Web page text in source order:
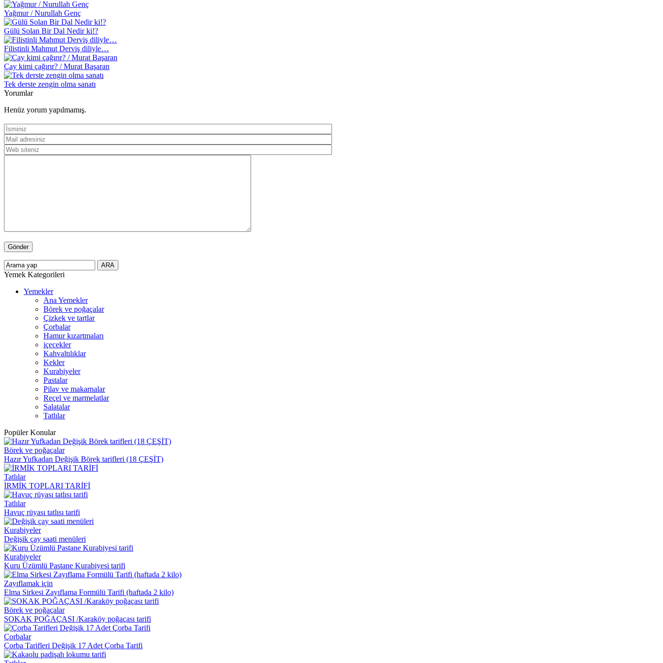
Yağmur / Nurullah Genç
Gülü Solan Bir Dal Nedir ki!?
Filistinli Mahmut Derviş diliyle…
Çay kimi çağırır? / Murat Başaran
Tek derste zengin olma sanatı
Yorumlar
Henüz yorum yapılmamış.
Yemek Kategorileri
Yemekler
Ana Yemekler
Börek ve poğaçalar
Çizkek ve tartlar
Çorbalar
Hamur kızartmaları
içecekler
Kahvaltılıklar
Kekler
Kurabiyeler
Pastalar
Pilav ve makarnalar
Reçel ve marmelatlar
Salatalar
Tatlılar
Popüler Konular
Börek ve poğaçalar
Hazır Yufkadan Değişik Börek tarifleri (18 ÇEŞİT)
Tatlılar
İRMİK TOPLARI TARİFİ
Tatlılar
Havuç rüyası tatlısı tarifi
Kurabiyeler
Değişik çay saati menüleri
Kurabiyeler
Kuru Üzümlü Pastane Kurabiyesi tarifi
Zayıflamak için
Elma Sirkesi Zayıflama Formülü Tarifi (haftada 2 kilo)
Börek ve poğaçalar
SOKAK POĞAÇASI /Karaköy poğaçası tarifi
Çorbalar
Çorba Tarifleri Değişik 17 Adet Çorba Tarifi